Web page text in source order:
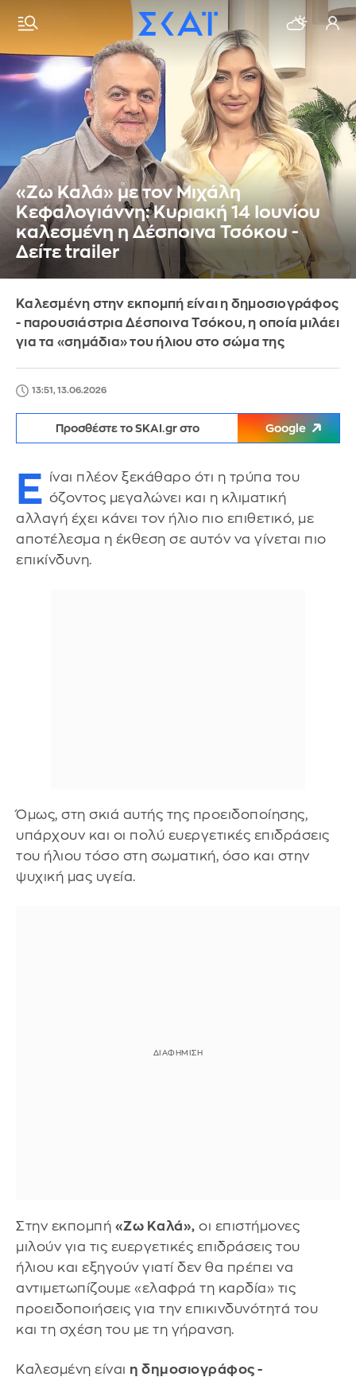
«Ζω Καλά» με τον Μιχάλη
Κεφαλογιάννη: Κυριακή 14 Ιουνίου
καλεσμένη η Δέσποινα Τσόκου -
Δείτε trailer
Καλεσμένη στην εκπομπή είναι η δημοσιογράφος
- παρουσιάστρια Δέσποινα Τσόκου, η οποία μιλάει
για τα «σημάδια» του ήλιου στο σώμα της
13:51, 13.06.2026
Προσθέστε το SKAI.gr στο Google
Ε ίναι πλέον ξεκάθαρο ότι η τρύπα του
όζοντος μεγαλώνει και η κλιματική
αλλαγή έχει κάνει τον ήλιο πιο επιθετικό, με
αποτέλεσμα η έκθεση σε αυτόν να γίνεται πιο
επικίνδυνη.
Όμως, στη σκιά αυτής της προειδοποίησης,
υπάρχουν και οι πολύ ευεργετικές επιδράσεις
του ήλιου τόσο στη σωματική, όσο και στην
ψυχική μας υγεία.
Στην εκπομπή «Ζω Καλά», οι επιστήμονες
μιλούν για τις ευεργετικές επιδράσεις του
ήλιου και εξηγούν γιατί δεν θα πρέπει να
αντιμετωπίζουμε «ελαφρά τη καρδία» τις
προειδοποιήσεις για την επικινδυνότητά του
και τη σχέση του με τη γήρανση.
Καλεσμένη είναι η δημοσιογράφος -